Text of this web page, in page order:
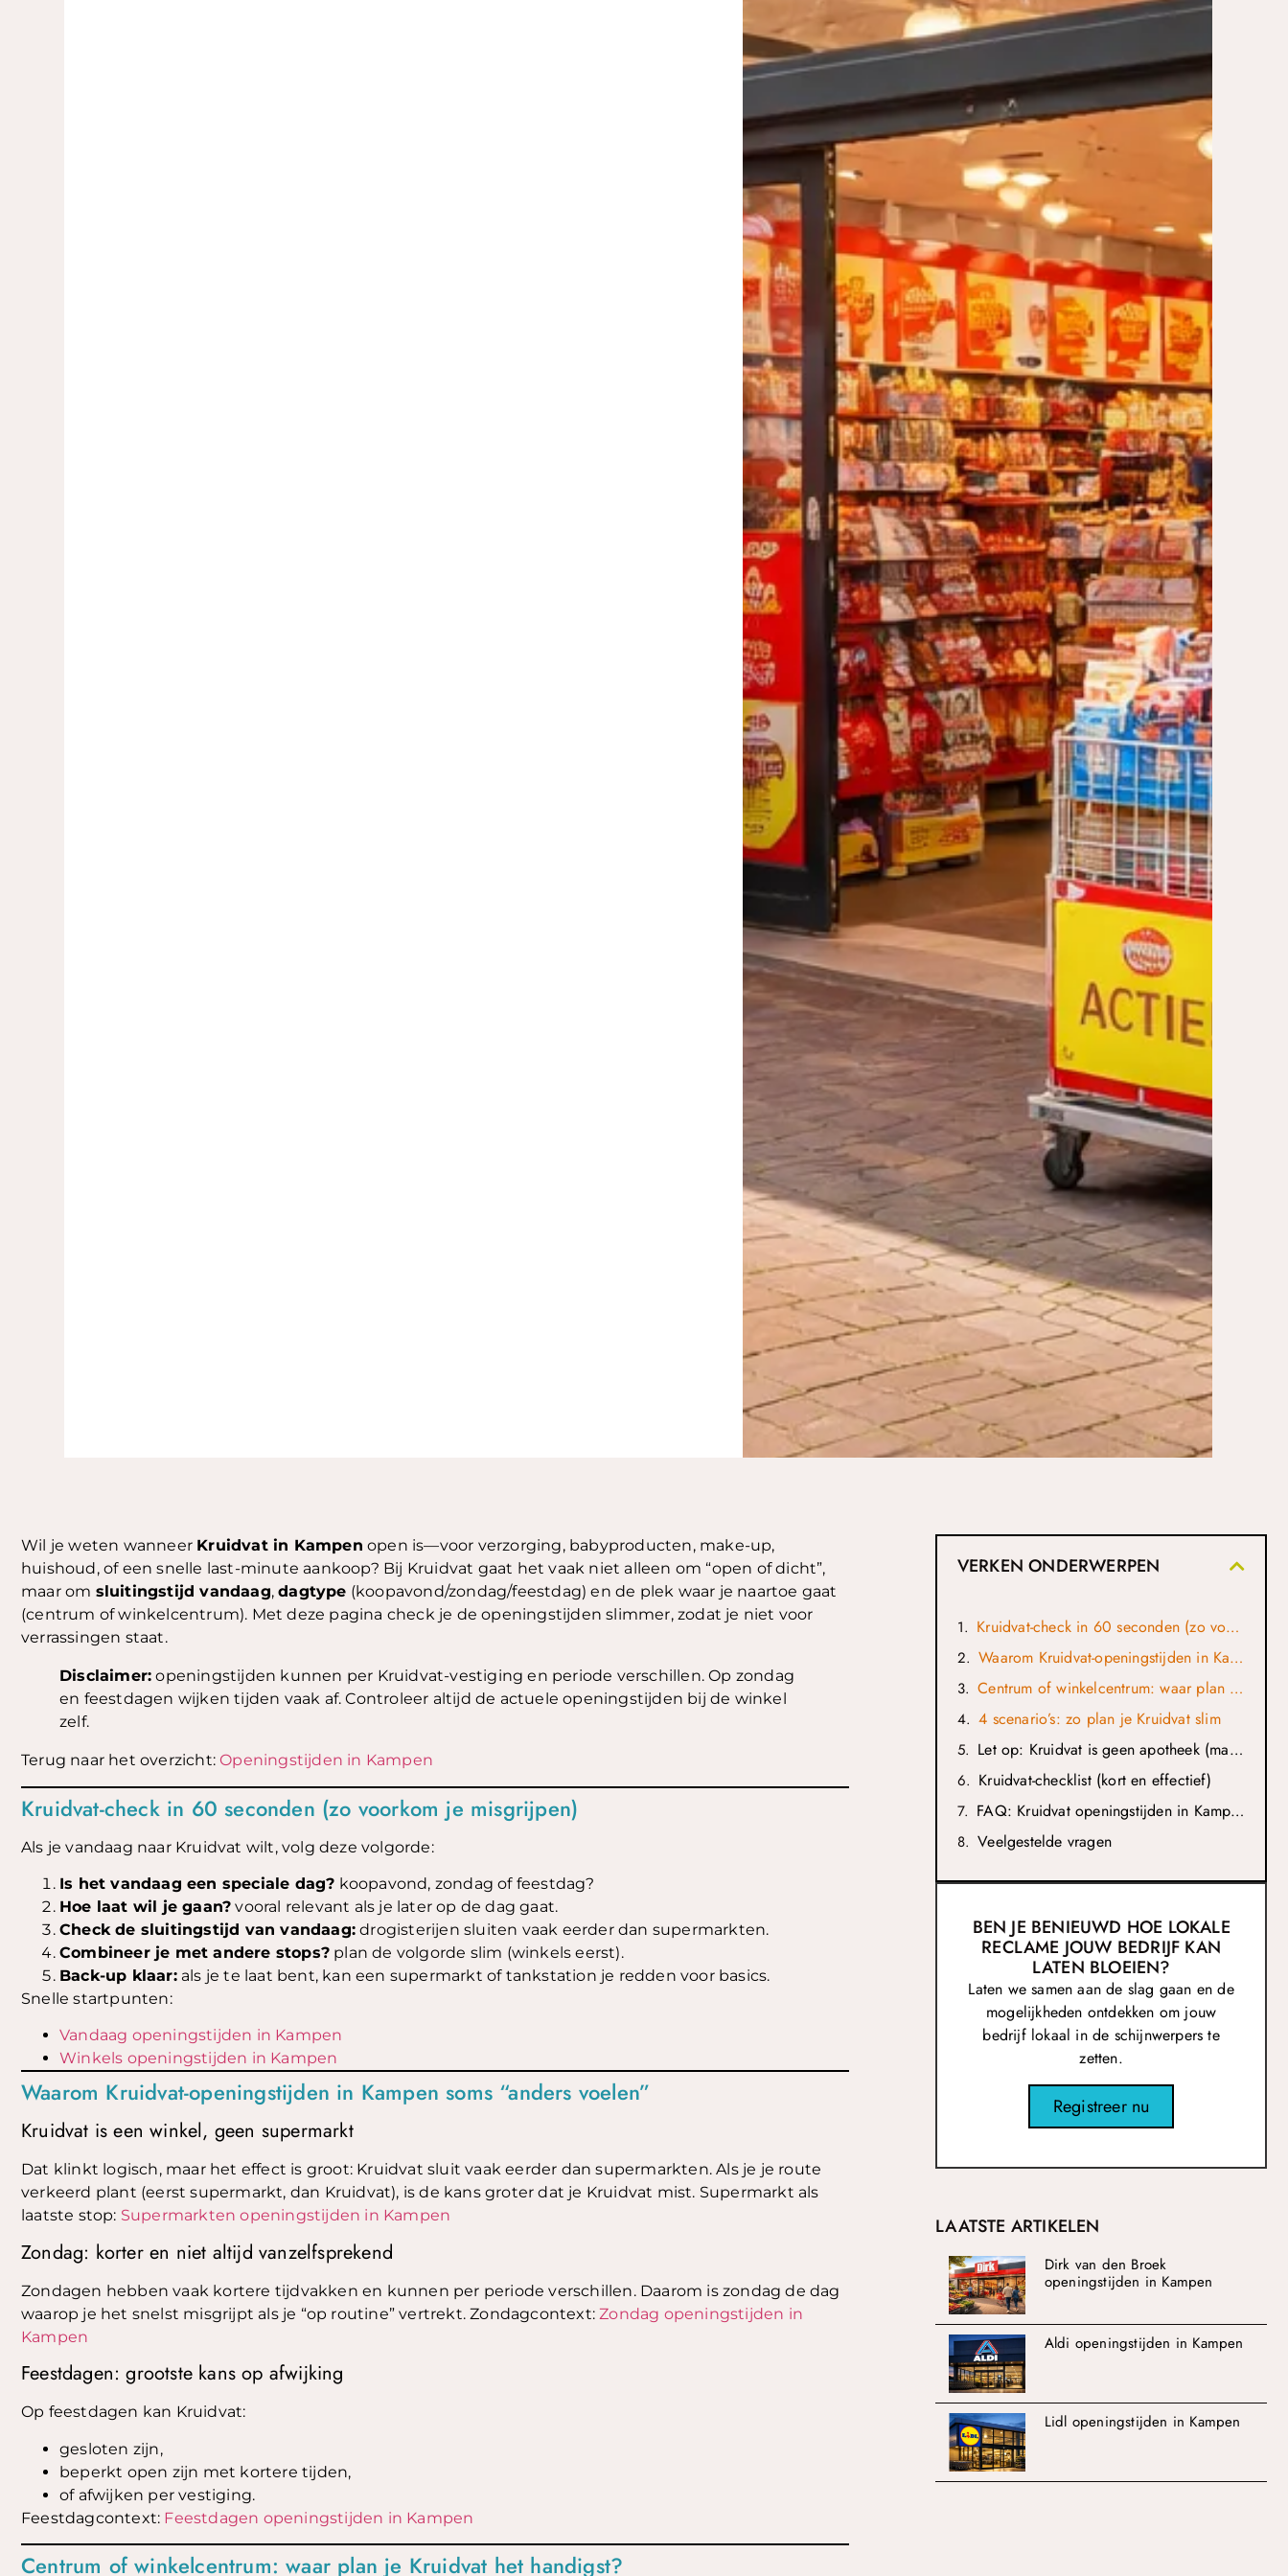
Wil je weten wanneer Kruidvat in Kampen open is—voor verzorging, babyproducten, make-up,
huishoud, of een snelle last-minute aankoop? Bij Kruidvat gaat het vaak niet alleen om “open of dicht”,
maar om sluitingstijd vandaag,dagtype (koopavond/zondag/feestdag) en de plek waar je naartoe gaat
(centrum of winkelcentrum). Met deze pagina check je de openingstijden slimmer, zodat je niet voor
verrassingen staat.
Disclaimer: openingstijden kunnen per Kruidvat-vestiging en periode verschillen. Op zondag
en feestdagen wijken tijden vaak af. Controleer altijd de actuele openingstijden bij de winkel
zelf.
Terug naar het overzicht:Openingstijden in Kampen
Kruidvat-check in 60 seconden (zo voorkom je misgrijpen)
Als je vandaag naar Kruidvat wilt, volg deze volgorde:
Is het vandaag een speciale dag? koopavond, zondag of feestdag?
Hoe laat wil je gaan? vooral relevant als je later op de dag gaat.
Check de sluitingstijd van vandaag: drogisterijen sluiten vaak eerder dan supermarkten.
Combineer je met andere stops? plan de volgorde slim (winkels eerst).
Back-up klaar:als je te laat bent, kan een supermarkt of tankstation je redden voor basics.
Snelle startpunten:
Vandaag openingstijden in Kampen
Winkels openingstijden in Kampen
Waarom Kruidvat-openingstijden in Kampen soms “anders voelen”
Kruidvat is een winkel, geen supermarkt
Dat klinkt logisch, maar het effect is groot: Kruidvat sluit vaak eerder dan supermarkten. Als je je route
verkeerd plant (eerst supermarkt, dan Kruidvat), is de kans groter dat je Kruidvat mist. Supermarkt als
laatste stop: Supermarkten openingstijden in Kampen
Zondag: korter en niet altijd vanzelfsprekend
Zondagen hebben vaak kortere tijdvakken en kunnen per periode verschillen. Daarom is zondag de dag
waarop je het snelst misgrijpt als je “op routine” vertrekt. Zondagcontext:Zondag openingstijden in
Kampen
Feestdagen: grootste kans op afwijking
Op feestdagen kan Kruidvat:
gesloten zijn,
beperkt open zijn met kortere tijden,
of afwijken per vestiging.
Feestdagcontext: Feestdagen openingstijden in Kampen
Centrum of winkelcentrum: waar plan je Kruidvat het handigst?
VERKEN ONDERWERPEN
Kruidvat-check in 60 seconden (zo voorkom je misgrijpen)
Waarom Kruidvat-openingstijden in Kampen soms “anders voelen”
Centrum of winkelcentrum: waar plan je Kruidvat het handigst?
4 scenario’s: zo plan je Kruidvat slim
Let op: Kruidvat is geen apotheek (maar wel handig voor zelfzorg)
Kruidvat-checklist (kort en effectief)
FAQ: Kruidvat openingstijden in Kampen
Veelgestelde vragen
BEN JE BENIEUWD HOE LOKALE
RECLAME JOUW BEDRIJF KAN
LATEN BLOEIEN?
Laten we samen aan de slag gaan en de
mogelijkheden ontdekken om jouw
bedrijf lokaal in de schijnwerpers te
zetten.
Registreer nu
LAATSTE ARTIKELEN
Dirk van den Broek
openingstijden in Kampen
Aldi openingstijden in Kampen
Lidl openingstijden in Kampen